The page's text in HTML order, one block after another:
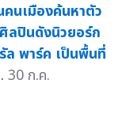
นเมืองค้นหาตัว
ลปินดังนิวยอร์ก
พาร์ค เป็นพื้นที่
30 ก.ค.